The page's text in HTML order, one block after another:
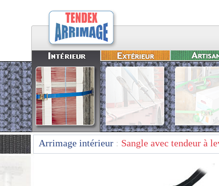
Arrimage intérieur: Sangle avec tendeur à